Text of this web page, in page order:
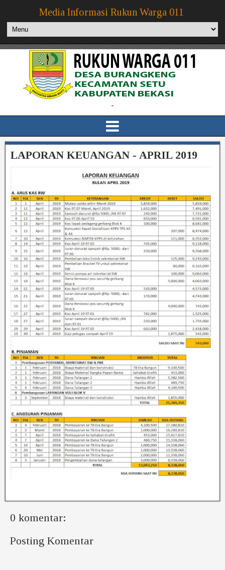
Media Informasi Rukun Warga 011
-
LAPORAN KEUANGAN - APRIL 2019
0 komentar:
Posting Komentar